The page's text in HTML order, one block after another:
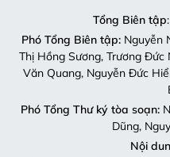
Tổng Biên tập
Phó Tổng Biên tập:Nguyễn
Thị Hồng Sương, Trương Đức
Văn Quang, Nguyễn Đức
Phó Tổng Thư ký tòa soạn:
Dũng,
Nội